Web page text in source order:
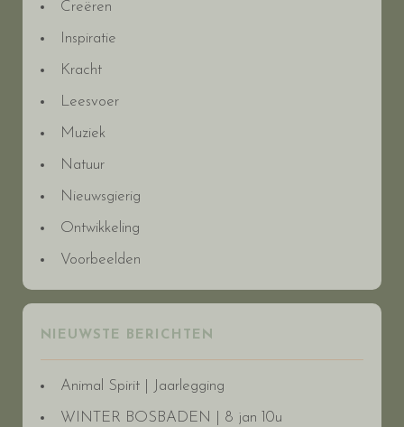
Creëren
Inspiratie
Kracht
Leesvoer
Muziek
Natuur
Nieuwsgierig
Ontwikkeling
Voorbeelden
NIEUWSTE BERICHTEN
Animal Spirit | Jaarlegging
WINTER BOSBADEN | 8 jan 10u